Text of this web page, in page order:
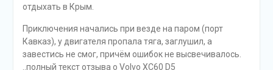
отдыхать в Крым.
Приключения начались при везде на паром (порт
Кавказ), у двигателя пропала тяга, заглушил, а
завестись не смог, причём ошибок не высвечивалось.
..полный текст отзыва о Volvo XC60 D5